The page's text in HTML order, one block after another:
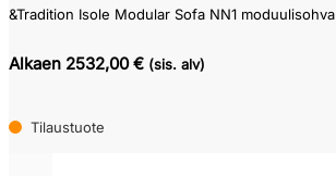
Näytä
&Tradition Isole Modular Sofa NN1 moduulisohva
Alkaen 2532,00 € (sis. alv)
Tilaustuote